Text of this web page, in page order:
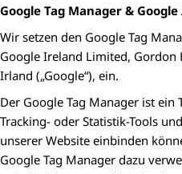
Google Tag Manager &
Wir setzen den Google Tag
Google Ireland Limited, Gordon
Irland („Google“), ein.
Der Google Tag Manager ist
Tracking- oder Statistik-Tools
unserer Website einbinden
Google Tag Manager dazu